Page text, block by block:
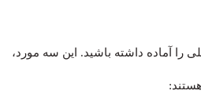
را آماده داشته باشید. این سه مورد،